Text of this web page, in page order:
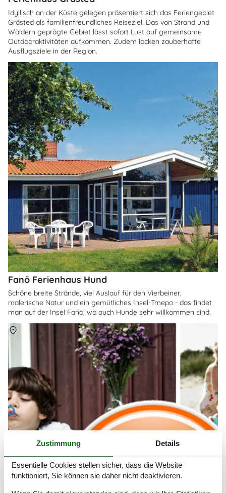
Idyllisch an der Küste gelegen präsentiert sich das Feriengebiet
Grästed als familienfreundliches Reiseziel. Das von Strand und
Wäldern geprägte Gebiet lässt sofort Lust auf gemeinsame
Outdooraktivitäten aufkommen. Zudem locken zauberhafte
Ausflugsziele in der Region.
Fanö Ferienhaus Hund
Schöne breite Strände, viel Auslauf für den Vierbeiner,
malerische Natur und ein gemütliches Insel-Tmepo - das findet
man auf der Insel Fanö, wo auch Hunde sehr willkommen sind.
ÜberFanö
Fanö
Zustimmung Details
Essentielle Cookies stellen sicher, dass die Website
funktioniert, Sie können sie daher nicht deaktivieren.